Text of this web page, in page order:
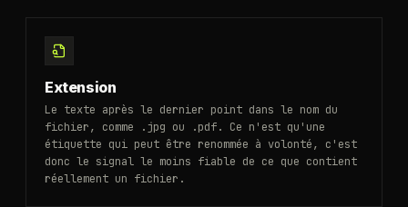
Extension
Le texte après le dernier point dans le nom du
fichier, comme .jpg ou .pdf. Ce n'est qu'une
étiquette qui peut être renommée à volonté, c'est
donc le signal le moins fiable de ce que contient
réellement un fichier.